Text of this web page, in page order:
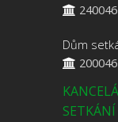
Dům
SETKÁNÍ